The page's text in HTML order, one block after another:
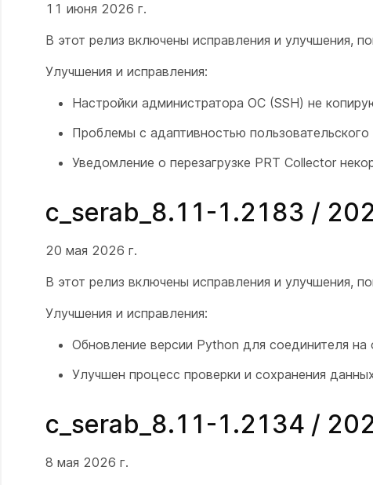
11 июня 2026 г.
В этот релиз включены исправления и улучшения,
Улучшения и исправления:
Настройки администратора ОС (SSH) не
Проблемы с адаптивностью пользовательского
Уведомление о перезагрузке PRT Collector
c_serab_8.11-1.2183 /
20 мая 2026 г.
В этот релиз включены исправления и улучшения,
Улучшения и исправления:
Обновление версии Python для соединителя на
Улучшен процесс проверки и сохранения
c_serab_8.11-1.2134 /
8 мая 2026 г.